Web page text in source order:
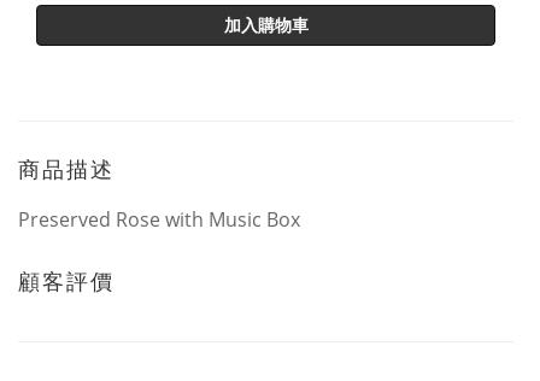
加入購物車
商品描述
Preserved Rose with Music Box
顧客評價